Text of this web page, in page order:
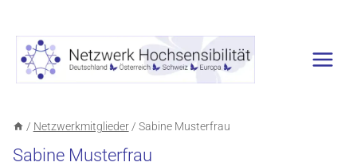
springen
/ Netzwerkmitglieder / Sabine Musterfrau
Sabine Musterfrau